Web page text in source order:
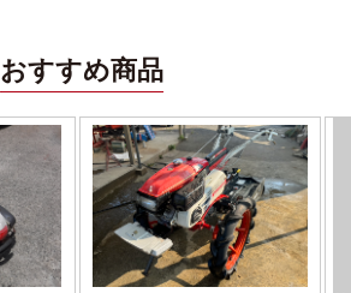
おすすめ商品